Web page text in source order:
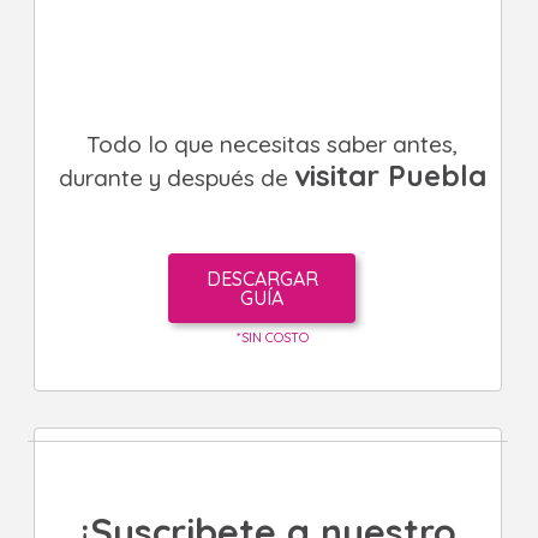
Todo lo que necesitas saber antes,
durante y después de visitar Puebla
DESCARGAR
GUÍA
*SIN COSTO